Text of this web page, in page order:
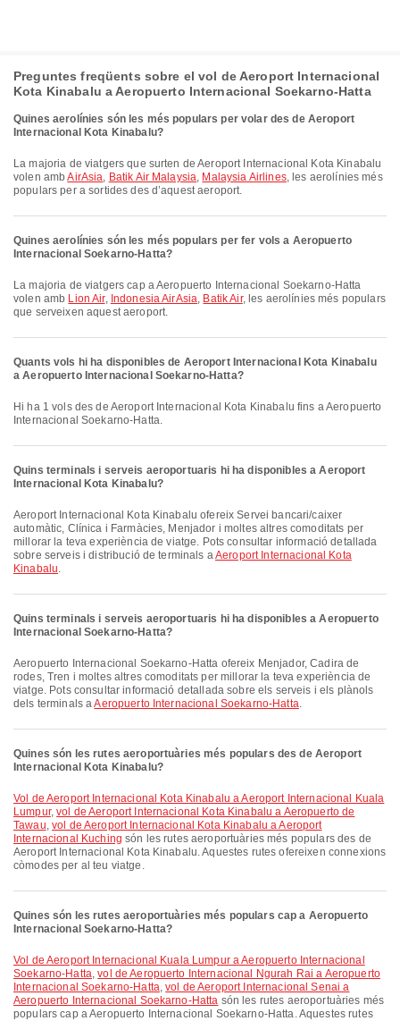
Preguntes freqüents sobre el vol de Aeroport Internacional
Kota Kinabalu a Aeropuerto Internacional Soekarno-Hatta
Quines aerolínies són les més populars per volar des de Aeroport
Internacional Kota Kinabalu?
La majoria de viatgers que surten de Aeroport Internacional Kota Kinabalu
volen ambAirAsia, Batik Air Malaysia, Malaysia Airlines, les aerolínies més
populars per a sortides des d’aquest aeroport.
Quines aerolínies són les més populars per fer vols a Aeropuerto
Internacional Soekarno-Hatta?
La majoria de viatgers cap a Aeropuerto Internacional Soekarno-Hatta
volen amb Lion Air, Indonesia AirAsia, Batik Air, les aerolínies més populars
que serveixen aquest aeroport.
Quants vols hi ha disponibles de Aeroport Internacional Kota Kinabalu
a Aeropuerto Internacional Soekarno-Hatta?
Hi ha 1 vols des de Aeroport Internacional Kota Kinabalu fins a Aeropuerto
Internacional Soekarno-Hatta.
Quins terminals i serveis aeroportuaris hi ha disponibles a Aeroport
Internacional Kota Kinabalu?
Aeroport Internacional Kota Kinabalu ofereix Servei bancari/caixer
automàtic, Clínica i Farmàcies, Menjador i moltes altres comoditats per
millorar la teva experiència de viatge. Pots consultar informació detallada
sobre serveis i distribució de terminals aAeroport Internacional Kota
Kinabalu.
Quins terminals i serveis aeroportuaris hi ha disponibles a Aeropuerto
Internacional Soekarno-Hatta?
Aeropuerto Internacional Soekarno-Hatta ofereix Menjador, Cadira de
rodes, Tren i moltes altres comoditats per millorar la teva experiència de
viatge. Pots consultar informació detallada sobre els serveis i els plànols
dels terminals aAeropuerto Internacional Soekarno-Hatta.
Quines són les rutes aeroportuàries més populars des de Aeroport
Internacional Kota Kinabalu?
vol de Aeroport Internacional Kota Kinabalu a Aeroport Internacional Kuala
Lumpur,vol de Aeroport Internacional Kota Kinabalu a Aeropuerto de
Tawau, vol de Aeroport Internacional Kota Kinabalu a Aeroport
Internacional Kuching són les rutes aeroportuàries més populars des de
Aeroport Internacional Kota Kinabalu. Aquestes rutes ofereixen connexions
còmodes per al teu viatge.
Quines són les rutes aeroportuàries més populars cap a Aeropuerto
Internacional Soekarno-Hatta?
vol de Aeroport Internacional Kuala Lumpur a Aeropuerto Internacional
Soekarno-Hatta,vol de Aeropuerto Internacional Ngurah Rai a Aeropuerto
Internacional Soekarno-Hatta,vol de Aeroport Internacional Senai a
Aeropuerto Internacional Soekarno-Hatta són les rutes aeroportuàries més
populars cap a Aeropuerto Internacional Soekarno-Hatta. Aquestes rutes